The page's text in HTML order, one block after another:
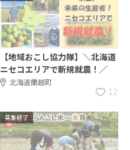
【地域おこし協力隊】＼北海道
ニセコエリアで新規就農！／
北海道蘭越町
12
募集終了